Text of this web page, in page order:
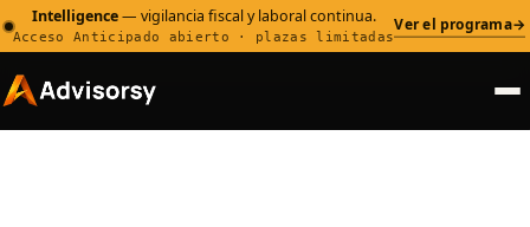
Intelligence— vigilancia fiscal y laboral continua.
Acceso Anticipado abierto · plazas limitadas
Ver el programa→